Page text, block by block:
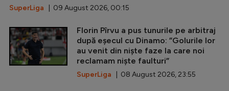
SuperLiga | 09 August 2026, 00:15
Florin Pîrvu a pus tunurile pe arbitraj
după eșecul cu Dinamo: ”Golurile lor
au venit din niște faze la care noi
reclamam niște faulturi”
SuperLiga | 08 August 2026, 23:55